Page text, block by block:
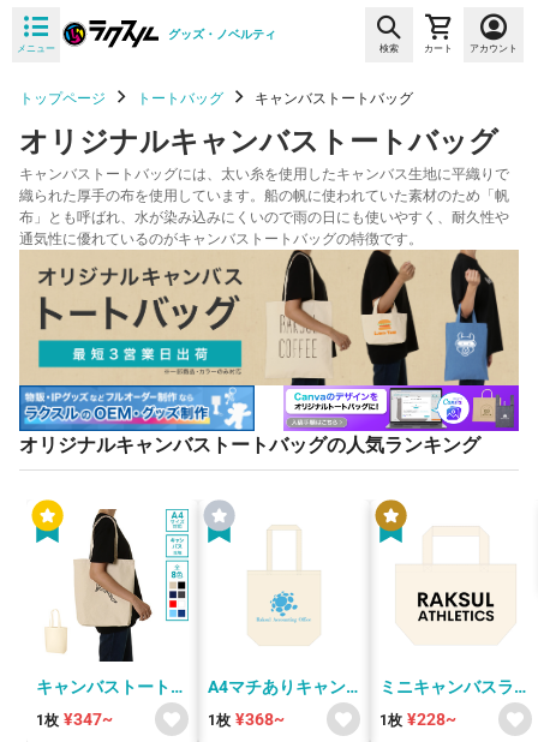
メニュー
グッズ・ノベルティ
検索 カート アカウント
トップページ トートバッグ キャンバストートバッグ
オリジナルキャンバストートバッグ
キャンバストートバッグには、太い糸を使用したキャンバス生地に平織りで
織られた厚手の布を使用しています。船の帆に使われていた素材のため「帆
布」とも呼ばれ、水が染み込みにくいので雨の日にも使いやすく、耐久性や
通気性に優れているのがキャンバストートバッグの特徴です。
オリジナルキャンバストートバッグの人気ランキング
キャンバストート
（M） TR-0105
1枚 ¥347~
A4マチありキャン
バスベーシックトー
ト(M) コロリド
1枚 ¥368~
ミニキャンバスラン
チトート(S) コロリ
ド
1枚 ¥228~